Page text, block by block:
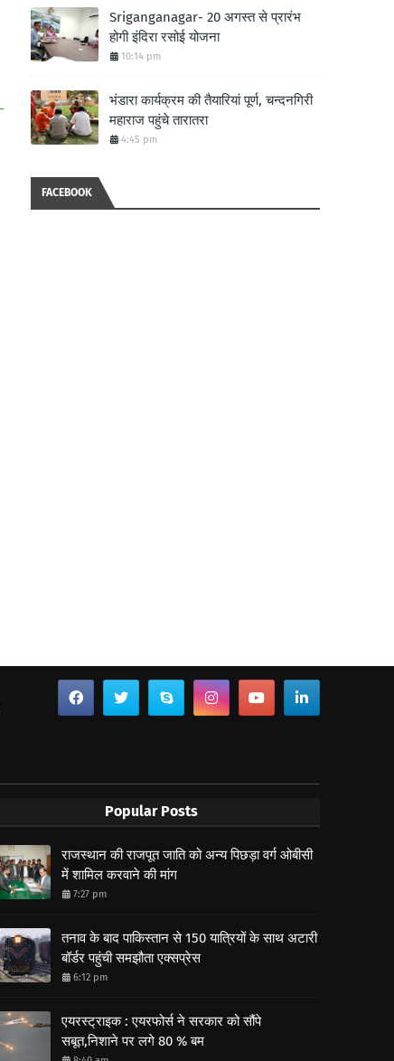
Sriganganagar- 20 अगस्त से प्रारंभ
होगी इंदिरा रसोई योजना
10:14 pm
भंडारा कार्यक्रम की तैयारियां पूर्ण, चन्दनगिरी
महाराज पहुंचे तारातरा
4:45 pm
FACEBOOK
Popular Posts
राजस्थान की राजपूत जाति को अन्य पिछड़ा वर्ग ओबीसी
में शामिल करवाने की मांग
7:27 pm
तनाव के बाद पाकिस्तान से 150 यात्रियों के साथ अटारी
बॉर्डर पहुंची समझौता एक्सप्रेस
6:12 pm
एयरस्ट्राइक : एयरफोर्स ने सरकार को सौंपे
सबूत,निशाने पर लगे 80 % बम